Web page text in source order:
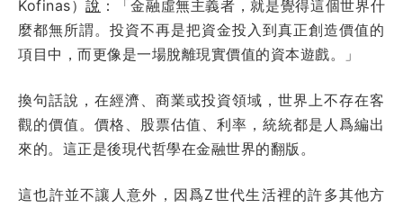
Kofinas）說 ：「金融虛無主義者，就是覺得這個世界什
麼都無所謂。投資不再是把資金投入到真正創造價值的
項目中，而更像是一場脫離現實價值的資本遊戲。」
換句話說，在經濟、商業或投資領域，世界上不存在客
觀的價值。價格、股票估值、利率，統統都是人爲編出
來的。這正是後現代哲學在金融世界的翻版。
這也許並不讓人意外，因爲Z世代生活裡的許多其他方